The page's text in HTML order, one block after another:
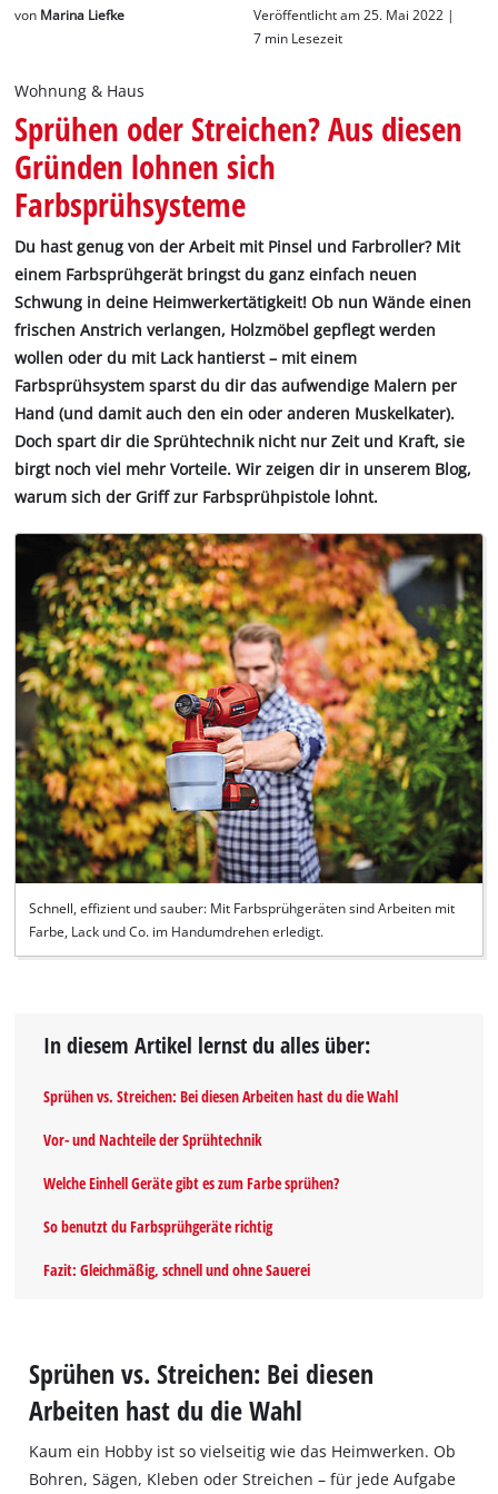
Deutsch
DEDeutsch
von Marina Liefke
Veröffentlicht am 25. Mai 2022 |
7 min Lesezeit
Wohnung & Haus
Sprühen oder Streichen? Aus diesen
Gründen lohnen sich
Farbsprühsysteme
Du hast genug von der Arbeit mit Pinsel und Farbroller? Mit
einem Farbsprühgerät bringst du ganz einfach neuen
Schwung in deine Heimwerkertätigkeit! Ob nun Wände einen
frischen Anstrich verlangen, Holzmöbel gepflegt werden
wollen oder du mit Lack hantierst – mit einem
Farbsprühsystem sparst du dir das aufwendige Malern per
Hand (und damit auch den ein oder anderen Muskelkater).
Doch spart dir die Sprühtechnik nicht nur Zeit und Kraft, sie
birgt noch viel mehr Vorteile. Wir zeigen dir in unserem Blog,
warum sich der Griff zur Farbsprühpistole lohnt.
Schnell, effizient und sauber: Mit Farbsprühgeräten sind Arbeiten mit
Farbe, Lack und Co. im Handumdrehen erledigt.
In diesem Artikel lernst du alles über:
Sprühen vs. Streichen: Bei diesen Arbeiten hast du die Wahl
Vor- und Nachteile der Sprühtechnik
Welche Einhell Geräte gibt es zum Farbe sprühen?
So benutzt du Farbsprühgeräte richtig
Fazit: Gleichmäßig, schnell und ohne Sauerei
Sprühen vs. Streichen: Bei diesen
Arbeiten hast du die Wahl
Kaum ein Hobby ist so vielseitig wie das Heimwerken. Ob
Bohren, Sägen, Kleben oder Streichen – für jede Aufgabe